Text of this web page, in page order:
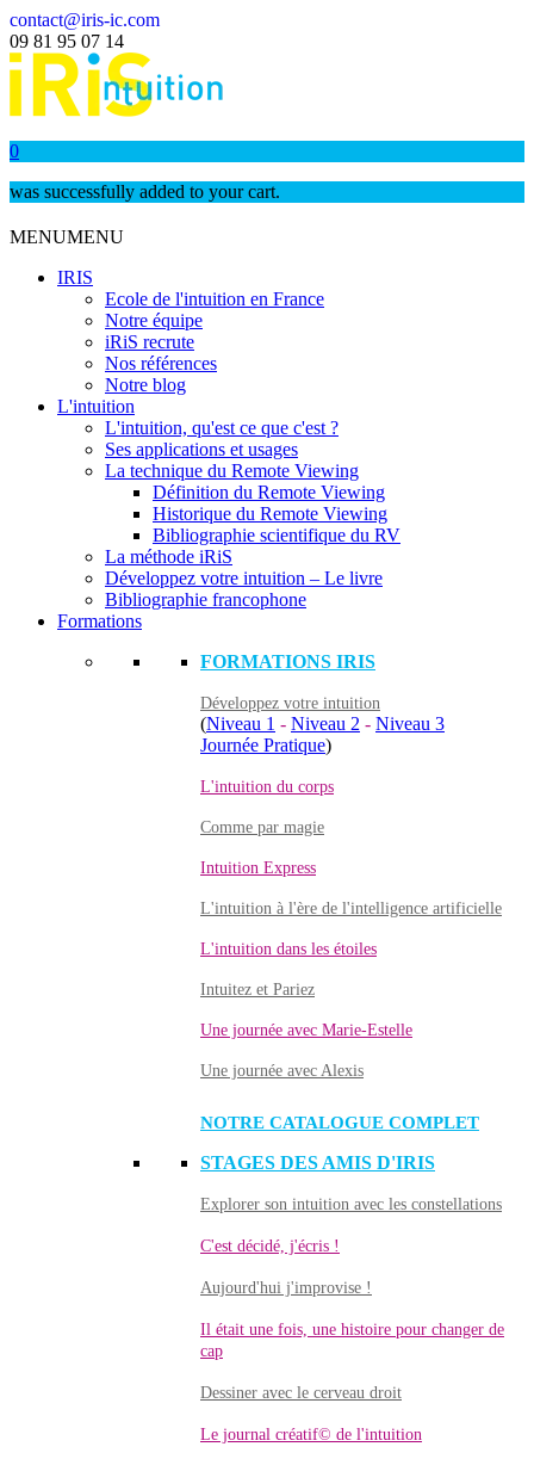
contact@iris-ic.com
09 81 95 07 14
0
was successfully added to your cart.
MENUMENU
IRIS
Ecole de l'intuition en France
Notre équipe
iRiS recrute
Nos références
Notre blog
L'intuition
L'intuition, qu'est ce que c'est ?
Ses applications et usages
La technique du Remote Viewing
Définition du Remote Viewing
Historique du Remote Viewing
Bibliographie scientifique du RV
La méthode iRiS
Développez votre intuition – Le livre
Bibliographie francophone
Formations
FORMATIONS IRIS
Développez votre intuition
(Niveau 1 - Niveau 2 - Niveau 3
Journée Pratique)
L'intuition du corps
Comme par magie
Intuition Express
L'intuition à l'ère de l'intelligence artificielle
L'intuition dans les étoiles
Intuitez et Pariez
Une journée avec Marie-Estelle
Une journée avec Alexis
NOTRE CATALOGUE COMPLET
STAGES DES AMIS D'IRIS
Explorer son intuition avec les constellations
C'est décidé, j'écris !
Aujourd'hui j'improvise !
Il était une fois, une histoire pour changer de
cap
Dessiner avec le cerveau droit
Le journal créatif© de l'intuition